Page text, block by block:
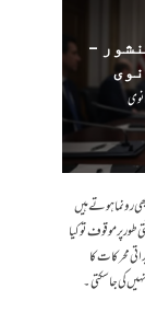
–
رونما ہوتے ہیں
پر موقوف تو کیا
محرکات کا
کی جا سکتی۔